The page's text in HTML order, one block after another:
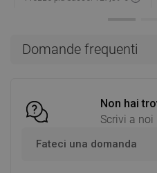
Domande frequenti
Non hai
Scrivi a noi
Fateci una domanda